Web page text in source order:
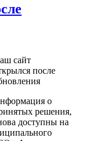
сайт
после
о
решения,
доступны на